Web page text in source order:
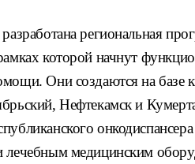
региональная
которой начнут
Они создаются на
Нефтекамск и
лечебным медицинским